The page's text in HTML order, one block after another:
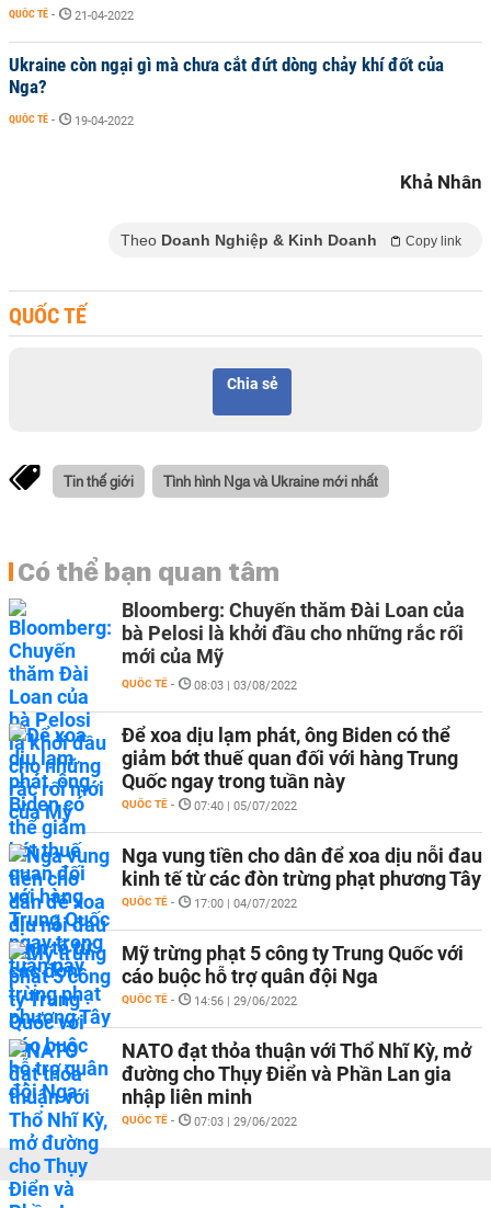
QUỐC TẾ - 21-04-2022
Ukraine còn ngại gì mà chưa cắt đứt dòng chảy khí đốt của
Nga?
QUỐC TẾ - 19-04-2022
Khả Nhân
Theo Doanh Nghiệp & Kinh Doanh Copy link
QUỐC TẾ
Chia sẻ
Tin thế giới Tình hình Nga và Ukraine mới nhất
Có thể bạn quan tâm
Bloomberg: Chuyến thăm Đài Loan của
bà Pelosi là khởi đầu cho những rắc rối
mới của Mỹ
QUỐC TẾ - 08:03 | 03/08/2022
Để xoa dịu lạm phát, ông Biden có thể
giảm bớt thuế quan đối với hàng Trung
Quốc ngay trong tuần này
QUỐC TẾ - 07:40 | 05/07/2022
Nga vung tiền cho dân để xoa dịu nỗi đau
kinh tế từ các đòn trừng phạt phương Tây
QUỐC TẾ - 17:00 | 04/07/2022
Mỹ trừng phạt 5 công ty Trung Quốc với
cáo buộc hỗ trợ quân đội Nga
QUỐC TẾ - 14:56 | 29/06/2022
NATO đạt thỏa thuận với Thổ Nhĩ Kỳ, mở
đường cho Thụy Điển và Phần Lan gia
nhập liên minh
QUỐC TẾ - 07:03 | 29/06/2022